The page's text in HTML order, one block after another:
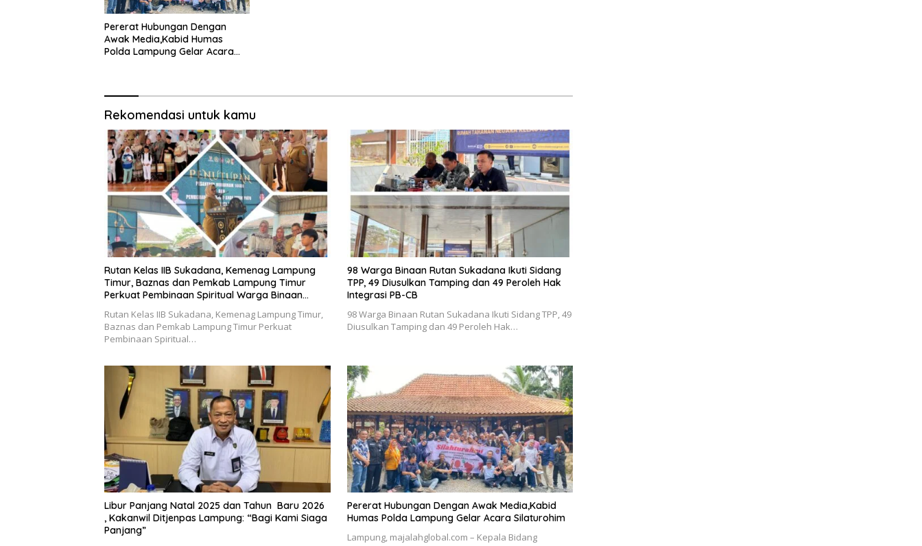
Pererat Hubungan Dengan
Awak Media,Kabid Humas
Polda Lampung Gelar Acara
Rekomendasi untuk kamu
Rutan Kelas IIB Sukadana, Kemenag Lampung
Timur, Baznas dan Pemkab Lampung Timur
Perkuat Pembinaan Spiritual Warga Binaan
Rutan Kelas IIB Sukadana, Kemenag Lampung Timur,
Baznas dan Pemkab Lampung Timur Perkuat
Pembinaan Spiritual…
98 Warga Binaan Rutan Sukadana Ikuti Sidang
TPP, 49 Diusulkan Tamping dan 49 Peroleh Hak
Integrasi PB-CB
98 Warga Binaan Rutan Sukadana Ikuti Sidang TPP, 49
Diusulkan Tamping dan 49 Peroleh Hak…
Libur Panjang Natal 2025 dan Tahun Baru 2026
, Kakanwil Ditjenpas Lampung: “Bagi Kami Siaga
Panjang”
Pererat Hubungan Dengan Awak Media,Kabid
Humas Polda Lampung Gelar Acara Silaturohim
Lampung, majalahglobal.com – Kepala Bidang